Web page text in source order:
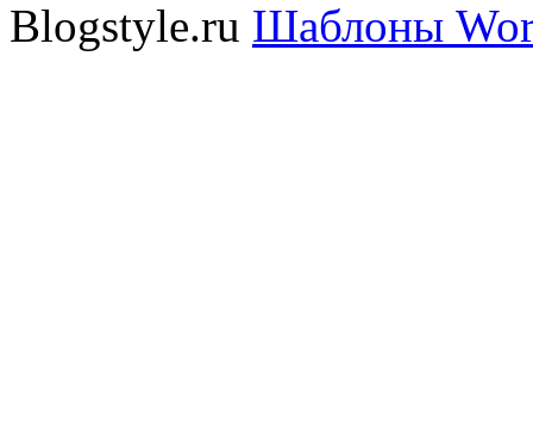
Blogstyle.ru Шаблоны